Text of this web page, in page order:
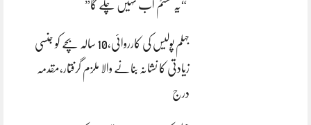
“یہ سسٹم اب نہیں چلے گا”
جہلم پولیس کی کارروائی،10 سالہ بچے کو جنسی
زیادتی کا نشانہ بنانے والا ملزم گرفتار،مقدمہ
درج